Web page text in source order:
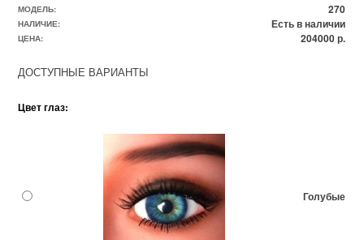
МОДЕЛЬ: 270
НАЛИЧИЕ: Есть в наличии
ЦЕНА: 204000 р.
ДОСТУПНЫЕ ВАРИАНТЫ
Цвет глаз:
Голубые